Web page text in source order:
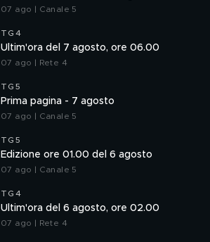
07 ago | Canale 5
TG4
Ultim'ora del 7 agosto, ore 06.00
07 ago | Rete 4
TG5
Prima pagina - 7 agosto
07 ago | Canale 5
TG5
Edizione ore 01.00 del 6 agosto
07 ago | Canale 5
TG4
Ultim'ora del 6 agosto, ore 02.00
07 ago | Rete 4